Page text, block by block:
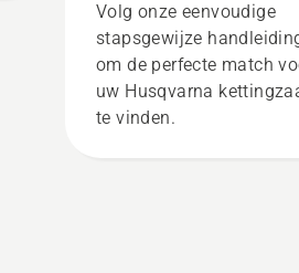
Volg onze eenvoudige
stapsgewijze
om de perfecte match
uw Husqvarna
te vinden.